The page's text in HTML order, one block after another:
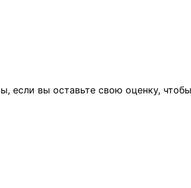
если вы оставьте свою оценку,